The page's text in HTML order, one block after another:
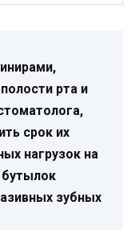
рта и
срок их
нагрузок на
зубных